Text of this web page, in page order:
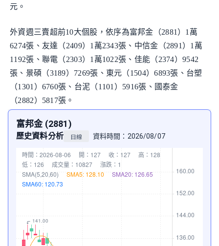
元。
外資週三賣超前10大個股，依序為富邦金（2881）1萬
6274張、友達（2409）1萬2343張、中信金（2891）1萬
1192張、聯電（2303）1萬1022張、佳能（2374）9542
張、景碩（3189）7269張、東元（1504）6893張、台塑
（1301）6760張、台泥（1101）5916張、國泰金
（2882）5817張。